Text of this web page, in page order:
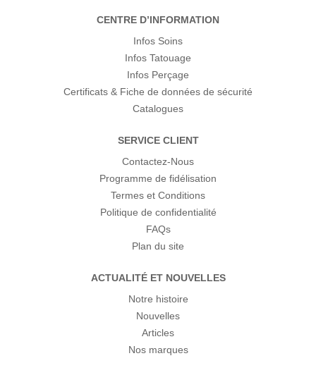
CENTRE D’INFORMATION
Infos Soins
Infos Tatouage
Infos Perçage
Certificats & Fiche de données de sécurité
Catalogues
SERVICE CLIENT
Contactez-Nous
Programme de fidélisation
Termes et Conditions
Politique de confidentialité
FAQs
Plan du site
ACTUALITÉ ET NOUVELLES
Notre histoire
Nouvelles
Articles
Nos marques